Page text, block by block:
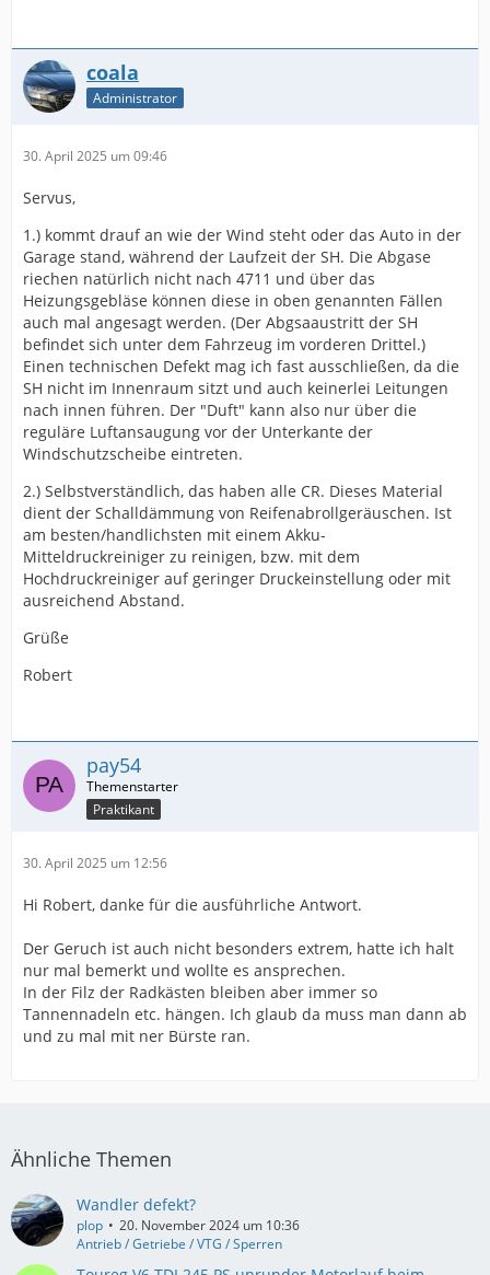
coala
Administrator
30. April 2025 um 09:46
Servus,
1.) kommt drauf an wie der Wind steht oder das Auto in der
Garage stand, während der Laufzeit der SH. Die Abgase
riechen natürlich nicht nach 4711 und über das
Heizungsgebläse können diese in oben genannten Fällen
auch mal angesagt werden. (Der Abgsaaustritt der SH
befindet sich unter dem Fahrzeug im vorderen Drittel.)
Einen technischen Defekt mag ich fast ausschließen, da die
SH nicht im Innenraum sitzt und auch keinerlei Leitungen
nach innen führen. Der "Duft" kann also nur über die
reguläre Luftansaugung vor der Unterkante der
Windschutzscheibe eintreten.
2.) Selbstverständlich, das haben alle CR. Dieses Material
dient der Schalldämmung von Reifenabrollgeräuschen. Ist
am besten/handlichsten mit einem Akku-
Mitteldruckreiniger zu reinigen, bzw. mit dem
Hochdruckreiniger auf geringer Druckeinstellung oder mit
ausreichend Abstand.
Grüße
Robert
pay54
Praktikant
30. April 2025 um 12:56
Hi Robert, danke für die ausführliche Antwort.
Der Geruch ist auch nicht besonders extrem, hatte ich halt
nur mal bemerkt und wollte es ansprechen.
In der Filz der Radkästen bleiben aber immer so
Tannennadeln etc. hängen. Ich glaub da muss man dann ab
und zu mal mit ner Bürste ran.
Ähnliche Themen
Wandler defekt?
plop
20. November 2024 um 10:36
Antrieb / Getriebe / VTG / Sperren